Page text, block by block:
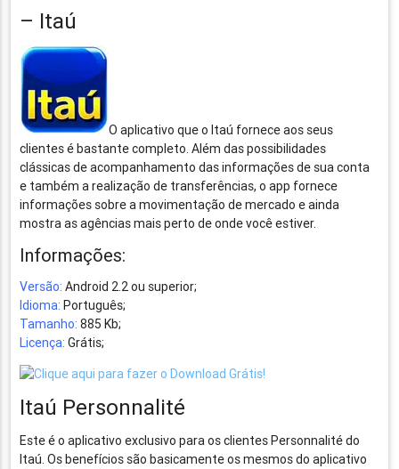
– Itaú
O aplicativo que o Itaú fornece aos seus
clientes é bastante completo. Além das possibilidades
clássicas de acompanhamento das informações de sua conta
e também a realização de transferências, o app fornece
informações sobre a movimentação de mercado e ainda
mostra as agências mais perto de onde você estiver.
Informações:
Versão: Android 2.2 ou superior;
Idioma: Português;
Tamanho: 885 Kb;
Licença: Grátis;
Itaú Personnalité
Este é o aplicativo exclusivo para os clientes Personnalité do
Itaú. Os benefícios são basicamente os mesmos do aplicativo